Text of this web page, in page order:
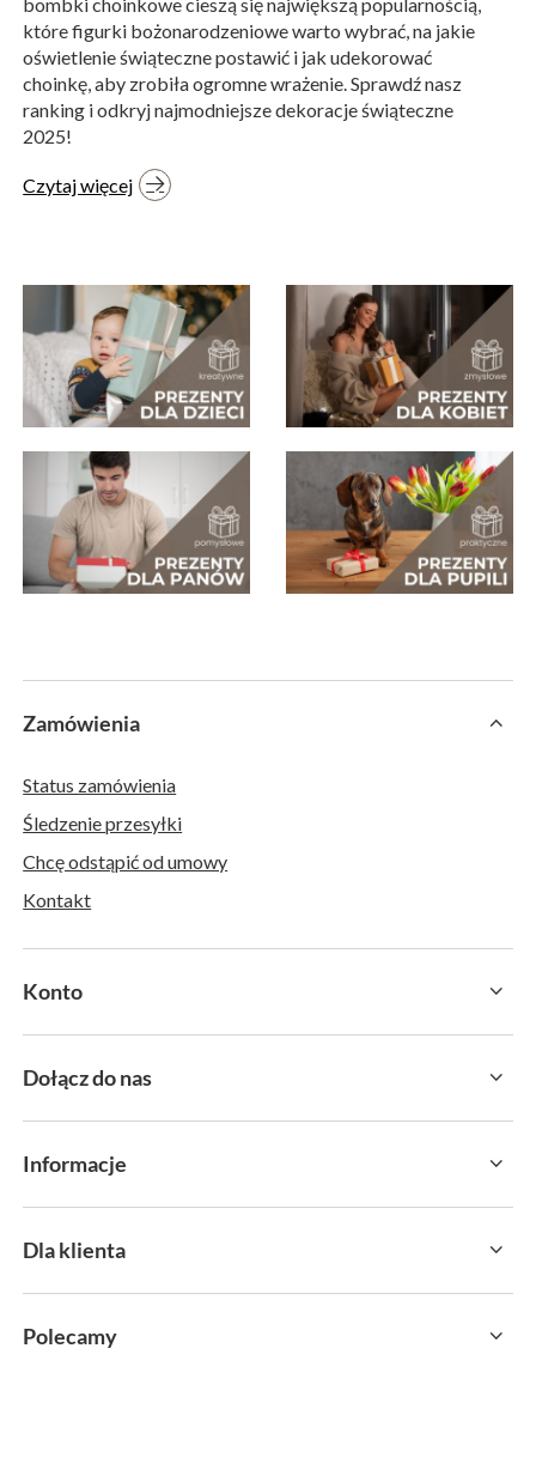
bombki choinkowe cieszą się największą popularnością,
które figurki bożonarodzeniowe warto wybrać, na jakie
oświetlenie świąteczne postawić i jak udekorować
choinkę, aby zrobiła ogromne wrażenie. Sprawdź nasz
ranking i odkryj najmodniejsze dekoracje świąteczne
2025!
Czytaj więcej
Zamówienia
Status zamówienia
Śledzenie przesyłki
Chcę odstąpić od umowy
Kontakt
Konto
Dołącz do nas
Informacje
Dla klienta
Polecamy